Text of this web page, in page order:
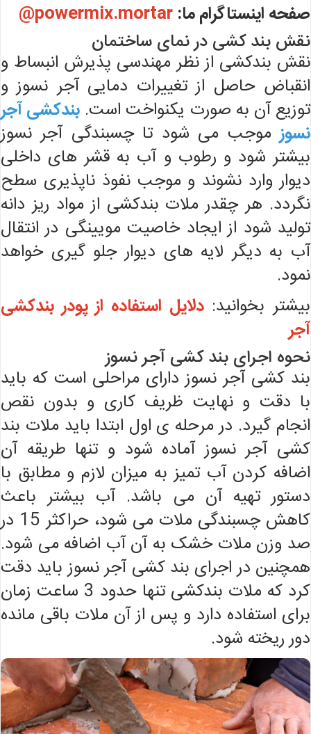
صفحه اینستاگرام ما: powermix.mortar@
نقش بند کشی در نمای ساختمان
نقش بندکشی از نظر مهندسی پذیرش انبساط و
انقباض حاصل از تغییرات دمایی آجر نسوز و
توزیع آن به صورت یکنواخت است. بندکشی آجر
نسوزموجب می شود تا چسبندگی آجر نسوز
بیشتر شود و رطوب و آب به قشر های داخلی
دیوار وارد نشوند و موجب نفوذ ناپذیری سطح
نگردد. هر چقدر ملات بندکشی از مواد ریز دانه
تولید شود از ایجاد خاصیت مویینگی در انتقال
آب به دیگر لایه های دیوار جلو گیری خواهد
نمود.
بیشتر بخوانید:دلایل استفاده از پودر بندکشی
آجر
نحوه اجرای بند کشی آجر نسوز
بند کشی آجر نسوز دارای مراحلی است که باید
با دقت و نهایت ظریف کاری و بدون نقص
انجام گیرد. در مرحله ی اول ابتدا باید ملات بند
کشی آجر نسوز آماده شود و تنها طریقه آن
اضافه کردن آب تمیز به میزان لازم و مطابق با
دستور تهیه آن می باشد. آب بیشتر باعث
کاهش چسبندگی ملات می شود، حراکثر 15 در
صد وزن ملات خشک به آن آب اضافه می شود.
همچنین در اجرای بند کشی آجر نسوز باید دقت
کرد که ملات بندکشی تنها حدود 3 ساعت زمان
برای استفاده دارد و پس از آن ملات باقی مانده
دور ریخته شود.